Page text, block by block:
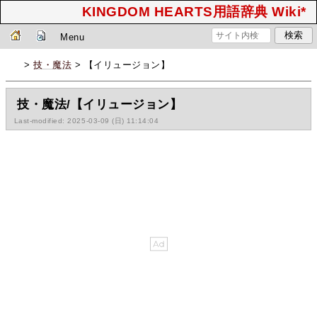
KINGDOM HEARTS用語辞典 Wiki*
Menu
>技・魔法 > 【イリュージョン】
技・魔法/【イリュージョン】
Last-modified: 2025-03-09 (日) 11:14:04